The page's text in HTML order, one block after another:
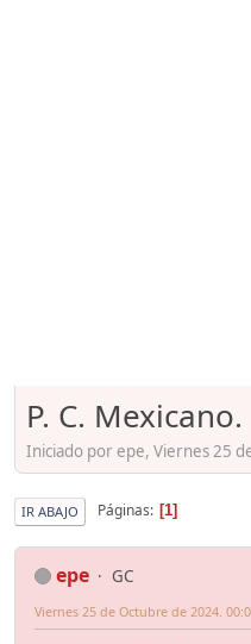
P. C. Mexicano.
Iniciado por epe, Viernes 25
IR ABAJO Páginas 1
epe GC
Viernes 25 de Octubre de 2024.